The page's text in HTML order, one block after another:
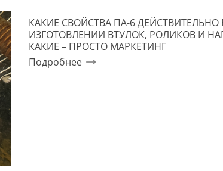
КАКИЕ СВОЙСТВА ПА-6
ИЗГОТОВЛЕНИИ ВТУЛОК, РОЛИКОВ И
КАКИЕ – ПРОСТО МАРКЕТИНГ
Подробнее